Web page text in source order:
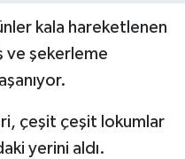
kala hareketlenen
ve şekerleme
çeşit çeşit lokumlar
yerini aldı.